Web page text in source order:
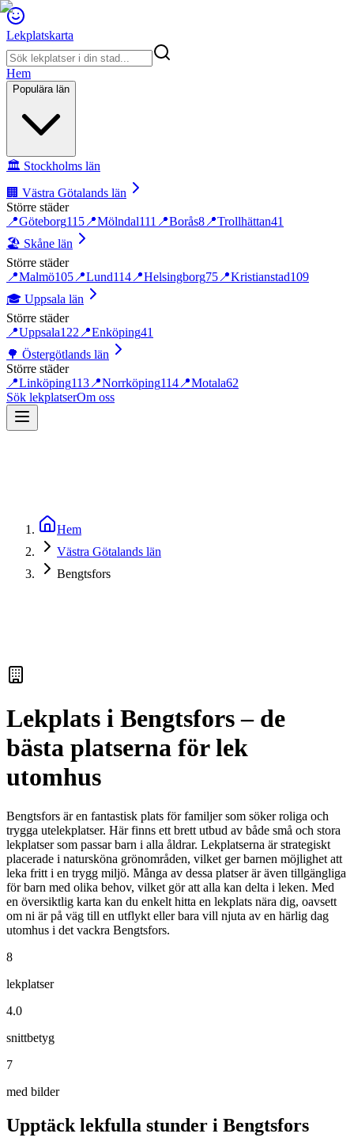
Lekplatskarta
Hem
Populära län
🏛️ Stockholms län
🏢 Västra Götalands län
Större städer
📍Göteborg115 📍Mölndal111 📍Borås8 📍Trollhättan41
🏖️ Skåne län
Större städer
📍Malmö105 📍Lund114 📍Helsingborg75 📍Kristianstad109
🎓 Uppsala län
Större städer
📍Uppsala122 📍Enköping41
🌳 Östergötlands län
Större städer
📍Linköping113 📍Norrköping114 📍Motala62
Sök lekplatserOm oss
Hem
Västra Götalands län
Bengtsfors
Lekplats i Bengtsfors – de
bästa platserna för lek
utomhus
Bengtsfors är en fantastisk plats för familjer som söker roliga och
trygga utelekplatser. Här finns ett brett utbud av både små och stora
lekplatser som passar barn i alla åldrar. Lekplatserna är strategiskt
placerade i natursköna grönområden, vilket ger barnen möjlighet att
leka fritt i en trygg miljö. Många av dessa platser är även tillgängliga
för barn med olika behov, vilket gör att alla kan delta i leken. Med
en översiktlig karta kan du enkelt hitta en lekplats nära dig, oavsett
om ni är på väg till en utflykt eller bara vill njuta av en härlig dag
utomhus i det vackra Bengtsfors.
8
lekplatser
4.0
snittbetyg
7
med bilder
Upptäck lekfulla stunder i Bengtsfors